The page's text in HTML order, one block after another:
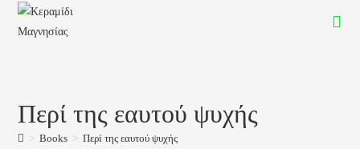
Περί της εαυτού ψυχής
> Books > Περί της εαυτού ψυχής